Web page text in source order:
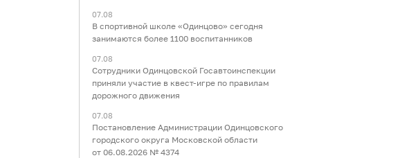
07.08
В спортивной школе «Одинцово» сегодня
занимаются более 1100 воспитанников
07.08
Сотрудники Одинцовской Госавтоинспекции
приняли участие в квест-игре по правилам
дорожного движения
07.08
Постановление Администрации Одинцовского
городского округа Московской области
от 06.08.2026 № 4374